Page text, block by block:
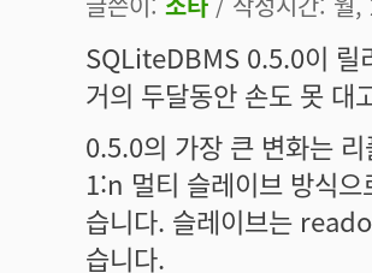
SQLiteDBMS 0.5.0이 릴
거의 두달동안 손도 못 대
0.5.0의 가장 큰 변화는
1:n 멀티 슬레이브 방식
습니다. 슬레이브는
습니다.